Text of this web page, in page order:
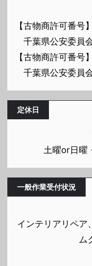
【古物商許可番号
千葉県公安委員
【古物商許可番号
千葉県公安委員
定休日
土曜or日曜
一般作業受付状況
インテリアリペア
ム